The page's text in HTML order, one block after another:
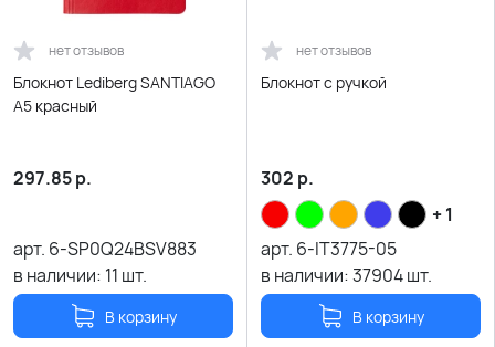
нет отзывов
Блокнот Lediberg SANTIAGO
A5 красный
297.85р.
арт. 6-SP0Q24BSV883
в наличии: 11 шт.
В корзину
нет отзывов
Блокнот с ручкой
302 р.
+ 1
арт. 6-IT3775-05
в наличии:37904шт.
В корзину